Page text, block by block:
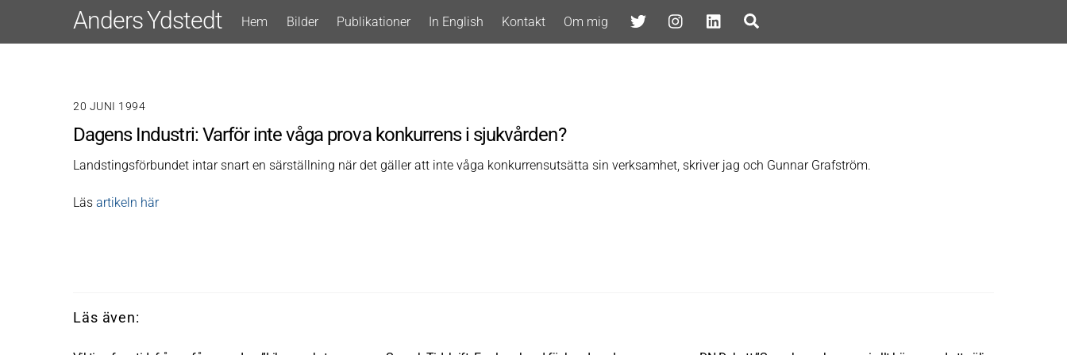
Anders Ydstedt Hem Bilder Publikationer In English Kontakt Om mig
20 JUNI 1994
Dagens Industri: Varför inte våga prova konkurrens i sjukvården?
Landstingsförbundet intar snart en särställning när det gäller att inte våga konkurrensutsätta sin verksamhet, skriver jag och Gunnar Grafström.
Läs artikeln här